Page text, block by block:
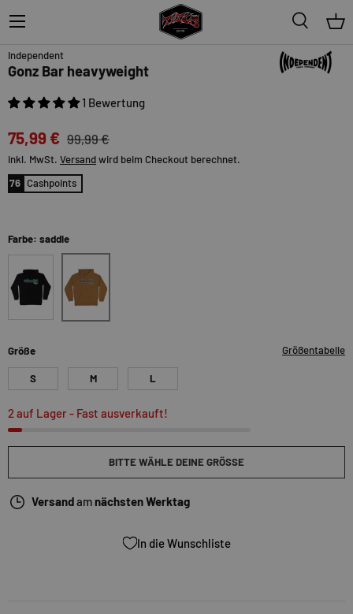
Suche
Menü
24%
Independent
Gonz Bar heavyweight
1 Bewertung
75,99 € 99,99 €
inkl. MwSt. Versandwird beim Checkout berechnet.
76 Cashpoints
Farbe: saddle
Größe Größentabelle
S M L
2 auf Lager- Fast ausverkauft!
BITTE WÄHLE DEINE GRÖSSE
Versandamnächsten Werktag
In die Wunschliste